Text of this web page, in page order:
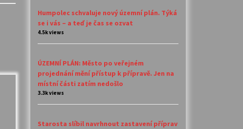
Humpolec schvaluje nový územní plán. Týká
se i vás – a teď je čas se ozvat
4.5k views
ÚZEMNÍ PLÁN: Město po veřejném
projednání mění přístup k přípravě. Jen na
místní části zatím nedošlo
3.3k views
Starosta slíbil navrhnout zastavení příprav